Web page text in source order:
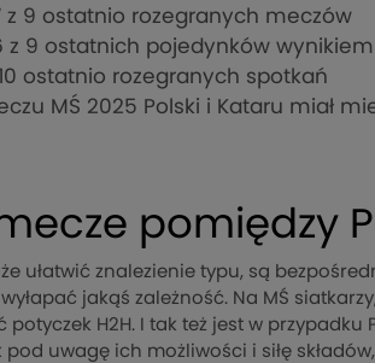
z 9 ostatnio rozegranych meczów
z 9 ostatnich pojedynków wynikiem
10 ostatnio rozegranych spotkań
MŚ 2025 Polski i Kataru miał
pomiędzy
ułatwić znalezienie typu, są
jakąś zależność. Na MŚ
potyczek H2H. I tak też jest w
uwagę ich możliwości i siłę